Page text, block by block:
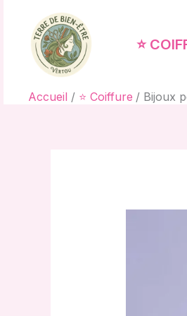
contenu
⭐
Accueil ⭐ Coiffure Bijoux